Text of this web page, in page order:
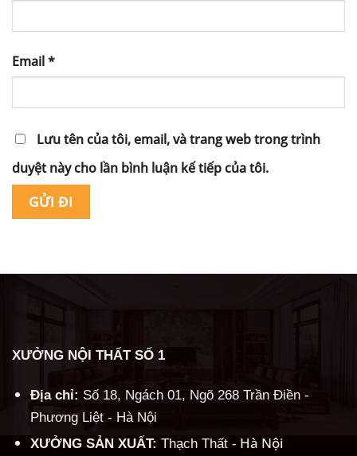
Email*
Lưu tên của tôi, email, và trang web trong trình
duyệt này cho lần bình luận kế tiếp của tôi.
XƯỞNG NỘI THẤT SỐ 1
Địa chỉ: Số 18, Ngách 01, Ngõ 268 Trần Điền -
Phương Liệt - Hà Nội
XƯỞNG SẢN XUẤT: Thạch Thất - Hà Nội